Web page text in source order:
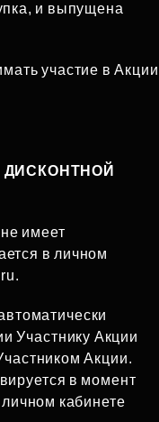
и выпущена
участие в Акции
имеет
в личном
Участнику Акции
Акции.
в момент
кабинете